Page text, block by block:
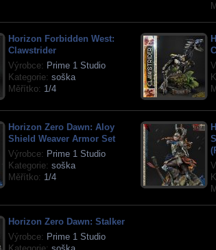
Horizon Forbidden West:
Clawstrider
Výrobce: Prime 1 Studio
Kategorie: soška
Měřítko: 1/4
Horizon Zero Dawn: Aloy
Shield Weaver Armor Set
Výrobce: Prime 1 Studio
Kategorie: soška
Měřítko: 1/4
Horizon Zero Dawn: Stalker
Výrobce: Prime 1 Studio